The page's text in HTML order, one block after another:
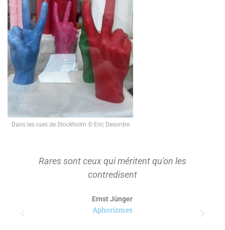
Dans les rues de Stockholm © Eric Desordre
Rares sont ceux qui méritent qu'on les
contredisent
Ernst Jünger
Aphorismes